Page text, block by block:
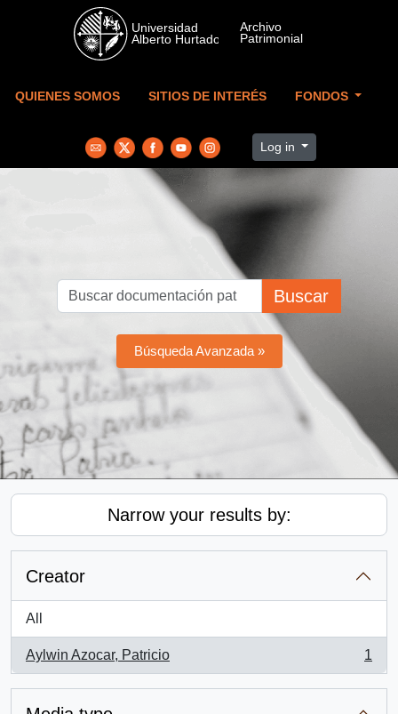
Skip to main content
QUIENES SOMOS SITIOS DE INTERÉS FONDOS
Log in
Buscar
Búsqueda Avanzada »
Narrow your results by:
Creator
All
Aylwin Azocar, Patricio
, 1 results
1